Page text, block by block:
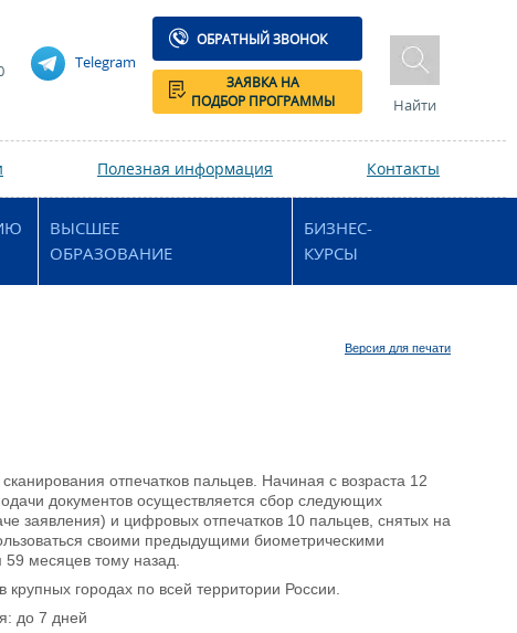
Telegram
ОБРАТНЫЙ ЗВОНОК
ЗАЯВКА НА
ПОДБОР ПРОГРАММЫ
Найти
Полезная информация Контакты
ВЫСШЕЕ
ОБРАЗОВАНИЕ
БИЗНЕС-
КУРСЫ
Версия для печати
отпечатков пальцев. Начиная с возраста 12
документов осуществляется сбор следующих
заявления) и цифровых отпечатков 10 пальцев, снятых на
своими предыдущими биометрическими
месяцев тому назад.
городах по всей территории России.
до 7 дней